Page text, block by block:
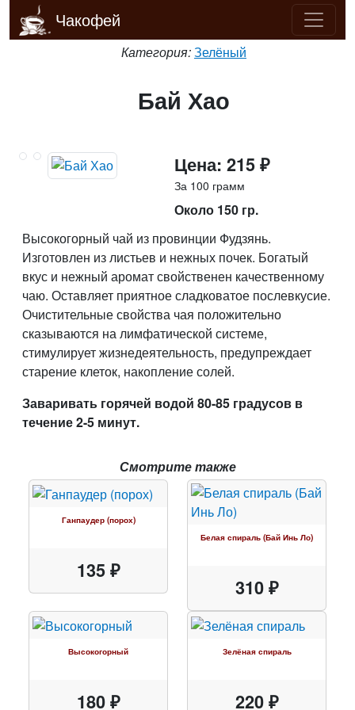
Чакофей
Категория:Зелёный
Бай Хао
Цена: 215 ₽
За 100 грамм
Около 150 гр.
Высокогорный чай из провинции Фудзянь.
Изготовлен из листьев и нежных почек. Богатый
вкус и нежный аромат свойственен качественному
чаю. Оставляет приятное сладковатое послевкусие.
Очистительные свойства чая положительно
сказываются на лимфатической системе,
стимулирует жизнедеятельность, предупреждает
старение клеток, накопление солей.
Заваривать горячей водой 80-85 градусов в
течение 2-5 минут.
Смотрите также
Ганпаудер (порох)
135 ₽
Белая спираль (Бай Инь Ло)
310 ₽
Высокогорный
180 ₽
Зелёная спираль
220 ₽